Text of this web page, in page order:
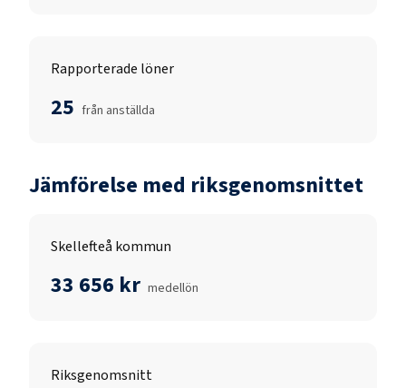
Rapporterade löner
25 från anställda
Jämförelse med riksgenomsnittet
Skellefteå kommun
33 656 kr medellön
Riksgenomsnitt